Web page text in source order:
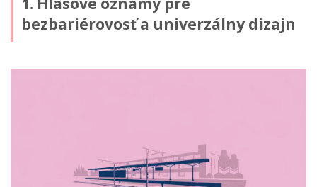
bezbariérovosť a univerzálny dizajn